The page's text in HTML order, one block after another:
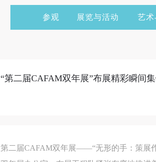
参观 展览与活动 艺术
“第二届CAFAM双年展”布展精彩瞬间
第二届CAFAM双年展——“无形的手：策展